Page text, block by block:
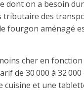
dont on a besoin
tributaire des
fourgon aménagé
cher en
de 30 000 à 32
cuisine et une